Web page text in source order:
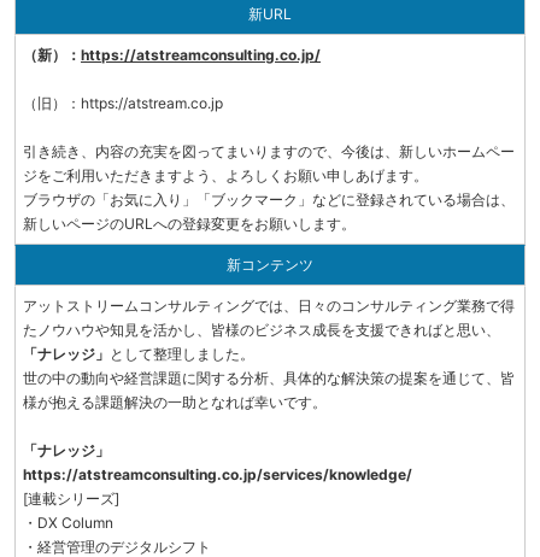
新URL
（新）： https://atstreamconsulting.co.jp/
（旧）：https://atstream.co.jp
引き続き、内容の充実を図ってまいりますので、今後は、新しいホームペー
ジをご利用いただきますよう、よろしくお願い申しあげます。
ブラウザの「お気に入り」「ブックマーク」などに登録されている場合は、
新しいページのURLへの登録変更をお願いします。
新コンテンツ
アットストリームコンサルティングでは、日々のコンサルティング業務で得
たノウハウや知見を活かし、皆様のビジネス成長を支援できればと思い、
「ナレッジ」 として整理しました。
世の中の動向や経営課題に関する分析、具体的な解決策の提案を通じて、皆
様が抱える課題解決の一助となれば幸いです。
「ナレッジ」
https://atstreamconsulting.co.jp/services/knowledge/
[連載シリーズ]
・DX Column
・経営管理のデジタルシフト